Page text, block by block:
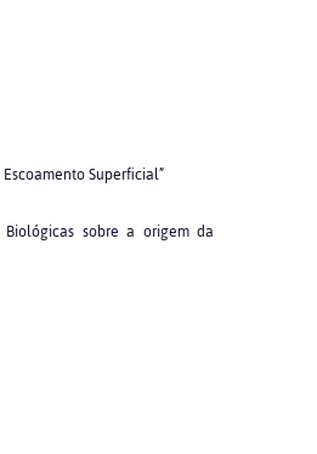
Superficial”
sobre a origem da